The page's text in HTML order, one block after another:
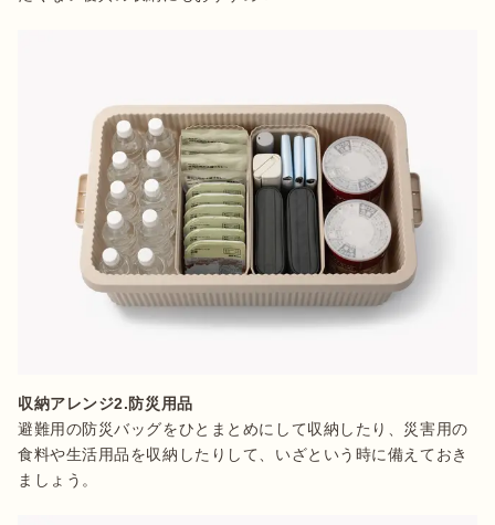
収納アレンジ2.防災用品
避難用の防災バッグをひとまとめにして収納したり、災害用の
食料や生活用品を収納したりして、いざという時に備えておき
ましょう。